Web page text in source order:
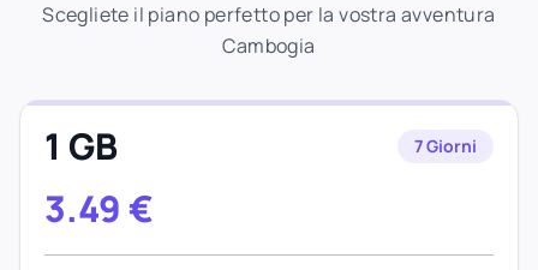
Scegliete il piano perfetto per la vostra avventura
Cambogia
1 GB 7 Giorni
3.49 €